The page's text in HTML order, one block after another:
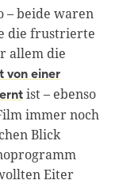
– beide waren
die frustrierte
allem die
von einer
ist – ebenso
immer noch
Blick
Eiter